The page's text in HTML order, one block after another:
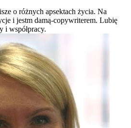
o różnych apsektach życia. Na
i jestm damą-copywriterem. Lubię
i współpracy.